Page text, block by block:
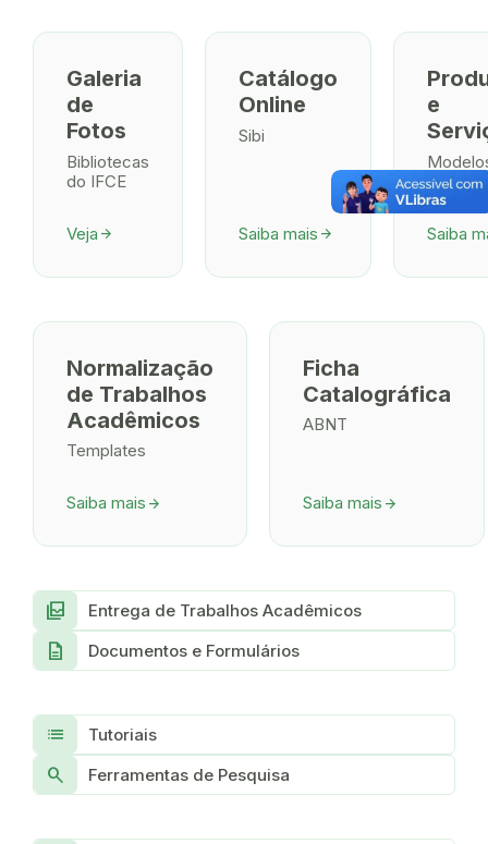
Galeria
de
Fotos
Bibliotecas
do IFCE
Veja arrow_forward
Catálogo
Online
Sibi
Saiba mais arrow_forward
e
Saiba
Normalização
de Trabalhos
Acadêmicos
Templates
Saiba mais arrow_forward
Ficha
Catalográfica
ABNT
Saiba mais arrow_forward
all_inbox Entrega de Trabalhos Acadêmicos
description Documentos e Formulários
list Tutoriais
search Ferramentas de Pesquisa